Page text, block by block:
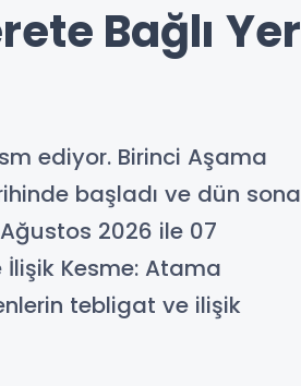
Bağlı Yer
ediyor. Birinci Aşama
başladı ve dün sona
2026 ile 07
Kesme: Atama
tebligat ve ilişik